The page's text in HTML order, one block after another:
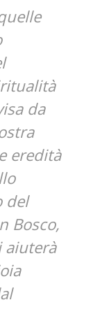
da
eredità
del
Bosco,
aiuterà